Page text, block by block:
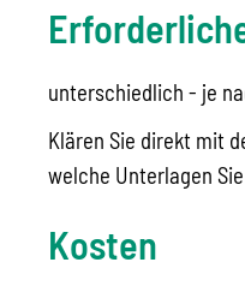
unterschiedlich - je
Klären Sie direkt mit
welche Unterlagen
Kosten